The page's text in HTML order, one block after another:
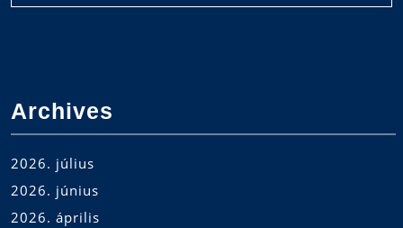
Archives
2026. július
2026. június
2026. április